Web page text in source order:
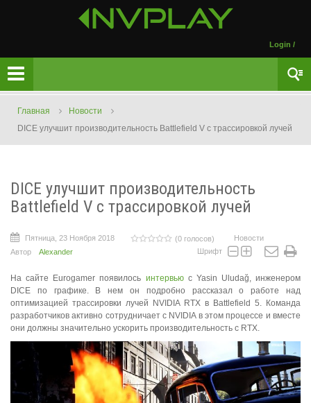
Login /
Главная
Новости
DICE улучшит производительность Battlefield V с трассировкой лучей
DICE улучшит производительность
Battlefield V с трассировкой лучей
Пятница, 23 Ноября 2018 (0 голосов)
Новости
Автор
Alexander Шрифт
На сайте Eurogamer появилось интервьюс Yasin Uludağ, инженером
DICE по графике. В нем он подробно рассказал о работе над
оптимизацией трассировки лучей NVIDIA RTX в Battlefield 5. Команда
разработчиков активно сотрудничает с NVIDIA в этом процессе и вместе
они должны значительно ускорить производительность с RTX.